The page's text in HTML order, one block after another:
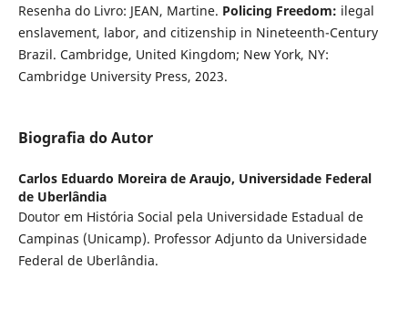
Resenha do Livro: JEAN, Martine. Policing Freedom: ilegal
enslavement, labor, and citizenship in Nineteenth-Century
Brazil. Cambridge, United Kingdom; New York, NY:
Cambridge University Press, 2023.
Biografia do Autor
Carlos Eduardo Moreira de Araujo, Universidade Federal
de Uberlândia
Doutor em História Social pela Universidade Estadual de
Campinas (Unicamp). Professor Adjunto da Universidade
Federal de Uberlândia.